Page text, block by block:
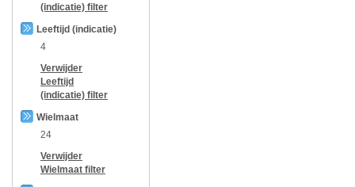
(indicatie) filter
Leeftijd (indicatie)
4
Verwijder
Leeftijd
(indicatie) filter
Wielmaat
24
Verwijder
Wielmaat filter